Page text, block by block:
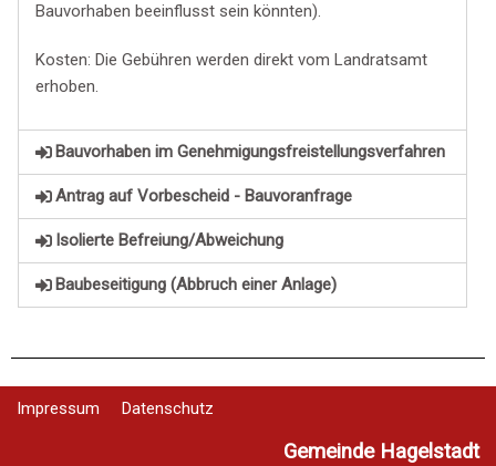
Bauvorhaben beeinflusst sein könnten).
Kosten: Die Gebühren werden direkt vom Landratsamt
erhoben.
Bauvorhaben im Genehmigungsfreistellungsverfahren​
Antrag auf Vorbescheid - Bauvoranfrage​
Isolierte Befreiung/Abweichung
Baubeseitigung (Abbruch einer Anlage)
Impressum Datenschutz
Gemeinde Hagelstadt